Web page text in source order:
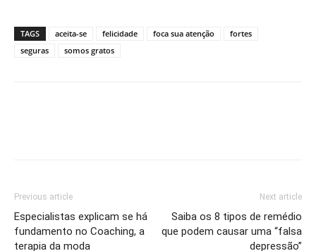
TAGS aceita-se felicidade foca sua atenção
fortes
seguras
somos gratos
Previous article
Especialistas explicam se há
fundamento no Coaching, a
terapia da moda
Next article
Saiba os 8 tipos de remédio
que podem causar uma “falsa
depressão”